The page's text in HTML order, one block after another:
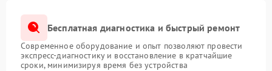
Бесплатная диагностика и быстрый ремонт
Современное оборудование и опыт позволяют провести
экспресс-диагностику и восстановление в кратчайшие
сроки, минимизируя время без устройства